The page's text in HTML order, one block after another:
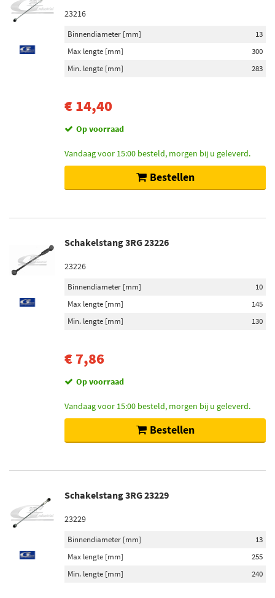
23216
Binnendiameter [mm]
13
Max lengte [mm]
300
Min. lengte [mm]
283
€ 14,40
Op voorraad
Vandaag voor 15:00 besteld, morgen bij u geleverd.
Bestellen
Schakelstang 3RG 23226
23226
Binnendiameter [mm]
10
Max lengte [mm]
145
Min. lengte [mm]
130
€ 7,86
Op voorraad
Vandaag voor 15:00 besteld, morgen bij u geleverd.
Bestellen
Schakelstang 3RG 23229
23229
Binnendiameter [mm]
13
Max lengte [mm]
255
Min. lengte [mm]
240